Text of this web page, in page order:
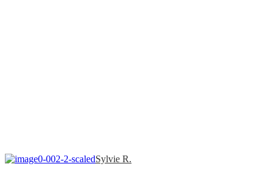
Sylvie R.